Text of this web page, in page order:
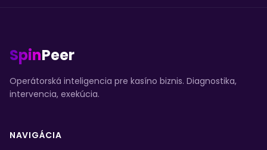
SpinPeer
Operátorská inteligencia pre kasíno biznis. Diagnostika,
intervencia, exekúcia.
NAVIGÁCIA